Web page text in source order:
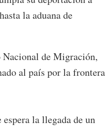
la aduana de
de Migración,
al país por la frontera
la llegada de un